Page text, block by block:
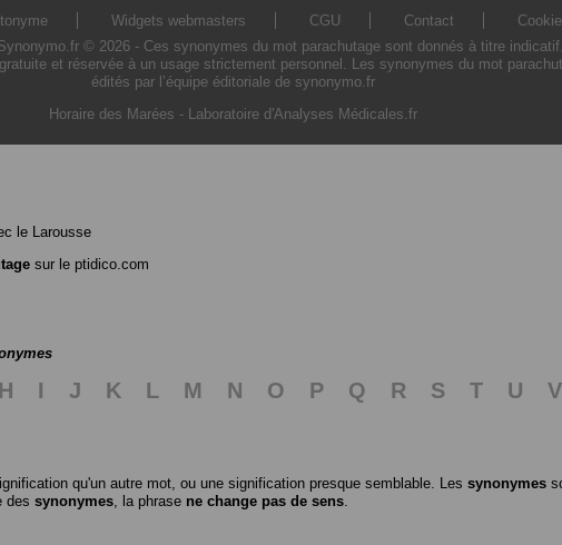
Widgets webmasters CGU Contact
© 2026 - Ces synonymes du mot parachutage sont donnés à titre
et réservée à un usage strictement personnel. Les synonymes du mot
édités par l’équipe éditoriale de synonymo.fr
Horaire des Marées - Laboratoire d'Analyses Médicales.fr
le Larousse
sur le ptidico.com
H I J K L M N O P Q R S T U V
qu'un autre mot, ou une signification presque semblable. Les synonymes
des synonymes , la phrase ne change pas de sens